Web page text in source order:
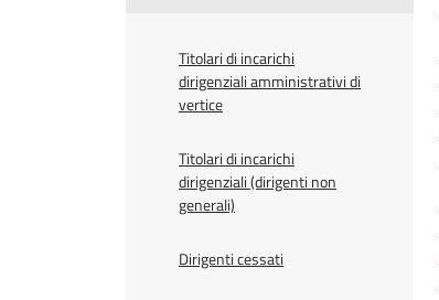
Titolari di incarichi
dirigenziali amministrativi di
vertice
Titolari di incarichi
dirigenziali (dirigenti non
generali)
Dirigenti cessati